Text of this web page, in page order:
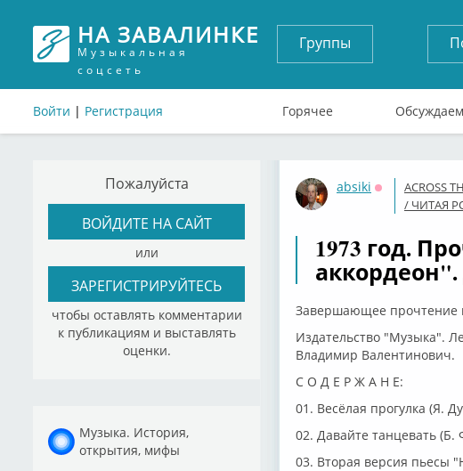
НА ЗАВАЛИНКЕ
Музыкальная
соцсеть
Войти | Регистрация
Группы
Горячее
Пожалуйста
ВОЙДИТЕ НА САЙТ
или
ЗАРЕГИСТРИРУЙТЕСЬ
чтобы оставлять комментарии
к публикациям и выставлять
оценки.
Музыка. История,
открытия, мифы
absiki
Оффлайн
ACROSS
/ ЧИТАЯ
1973 год.
Завершающее прочтение
Издательство "Музыка".
Владимир Валентинович.
С О Д Е Р Ж А Н Е:
01. Весёлая прогулка (Я.
02. Давайте танцевать (Б.
03. Вторая версия пьесы